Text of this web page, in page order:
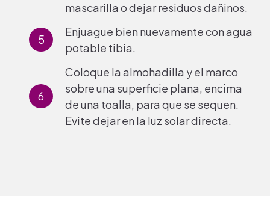
mascarilla o dejar residuos dañinos.
Enjuague bien nuevamente con agua
potable tibia.
Coloque la almohadilla y el marco
sobre una superficie plana, encima
de una toalla, para que se sequen.
Evite dejar en la luz solar directa.